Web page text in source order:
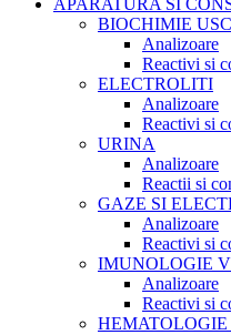
BIOCHIMIE
Analizoare
Reactivi si
ELECTROLITI
Analizoare
Reactivi si
URINA
Analizoare
Reactii si
GAZE SI
Analizoare
Reactivi si
IMUNOLOGIE
Analizoare
Reactivi si